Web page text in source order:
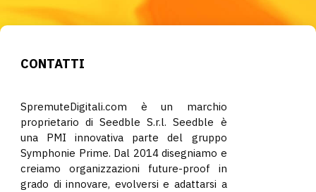
CONTATTI
SpremuteDigitali.com è un marchio
proprietario di Seedble S.r.l. Seedble è
una PMI innovativa parte del gruppo
Symphonie Prime. Dal 2014 disegniamo e
creiamo organizzazioni future-proof in
grado di innovare, evolversi e adattarsi a